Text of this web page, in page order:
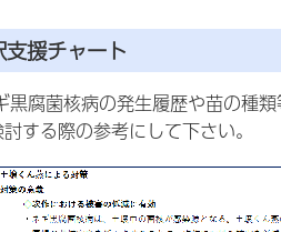
援チャート
腐菌核病の発生履歴や苗の種
する際の参考にして下さい。